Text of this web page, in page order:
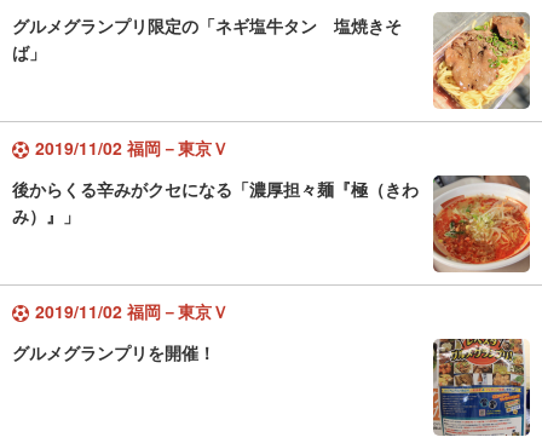
グルメグランプリ限定の「ネギ塩牛タン 塩焼きそ
ば」
2019/11/02 福岡－東京Ｖ
後からくる辛みがクセになる「濃厚担々麺『極（きわ
み）』」
2019/11/02 福岡－東京Ｖ
グルメグランプリを開催！